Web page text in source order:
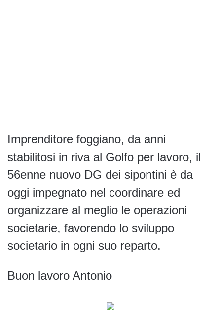
Imprenditore foggiano, da anni
stabilitosi in riva al Golfo per lavoro, il
56enne nuovo DG dei sipontini è da
oggi impegnato nel coordinare ed
organizzare al meglio le operazioni
societarie, favorendo lo sviluppo
societario in ogni suo reparto.
Buon lavoro Antonio